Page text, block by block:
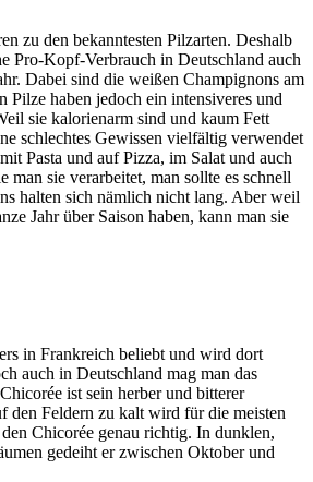
zu den bekanntesten Pilzarten. Deshalb
Pro-Kopf-Verbrauch in Deutschland auch
Dabei sind die weißen Champignons am
Pilze haben jedoch ein intensiveres und
sie kalorienarm sind und kaum Fett
schlechtes Gewissen vielfältig verwendet
Pasta und auf Pizza, im Salat und auch
man sie verarbeitet, man sollte es schnell
halten sich nämlich nicht lang. Aber weil
Jahr über Saison haben, kann man sie
in Frankreich beliebt und wird dort
auch in Deutschland mag man das
ist sein herber und bitterer
den Feldern zu kalt wird für die meisten
Chicorée genau richtig. In dunklen,
gedeiht er zwischen Oktober und